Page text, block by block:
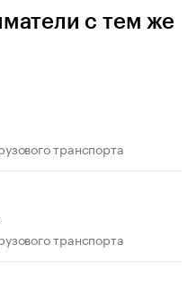
с тем же
транспорта
транспорта